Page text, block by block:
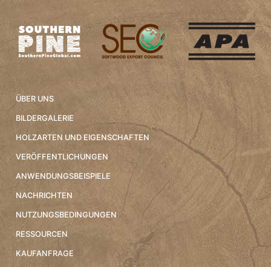
ÜBER UNS
BILDERGALERIE
HOLZARTEN UND EIGENSCHAFTEN
VERÖFFENTLICHUNGEN
ANWENDUNGSBEISPIELE
NACHRICHTEN
NUTZUNGSBEDINGUNGEN
RESSOURCEN
KAUFANFRAGE